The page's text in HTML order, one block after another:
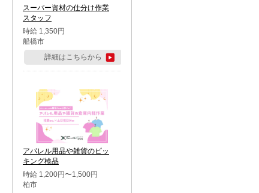
スーパー資材の仕分け作業
スタッフ
時給 1,350円
船橋市
詳細はこちらから
アパレル用品や雑貨のピッ
キング検品
時給 1,200円〜1,500円
柏市